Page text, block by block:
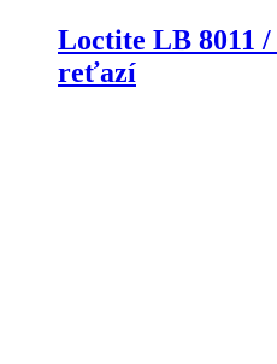
Loctite LB 8011 /
reťazí